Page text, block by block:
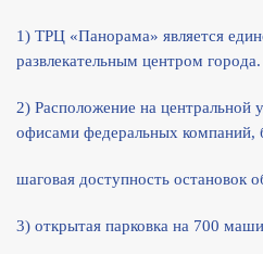
1) ТРЦ «Панорама» является
развлекательным центром города.
2) Расположение на центральной
офисами федеральных компаний,
шаговая доступность остановок
3) открытая парковка на 700